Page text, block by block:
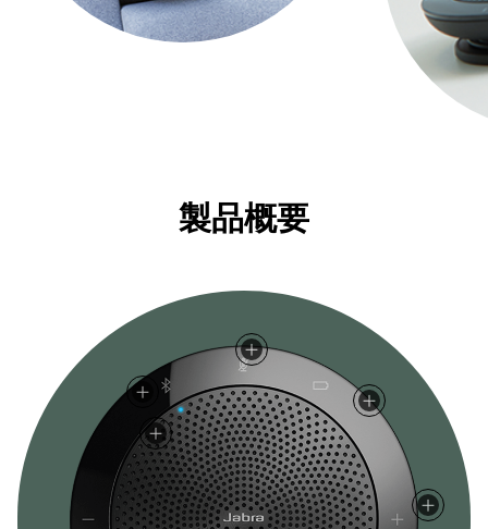
製品概要
LED indicator | LED インジケータ
スピーカーがオンであることを示す
LED indicator | LED インジケータ
Bluetooth がオンであることを示す
音量ダウンボタン
タップまたは長押しして音量を下げる
ミュートボタン
タップしてミュート/ミュート解除
音量アップボタン
タップまたは長押しして音量を上げる
スマートボタン
プログラム可能なボタン。スピードダイヤルのために
通話の終了/拒否ボタン
タップして通話を終了または拒否
押して電源をオン/オフ
通話の応答ボタン
タップして通話に応答
バッテリーステータス
タップして現在のバッテリーレベルを表示
Bluetooth ボタン
タップして Bluetooth をオン/オフ